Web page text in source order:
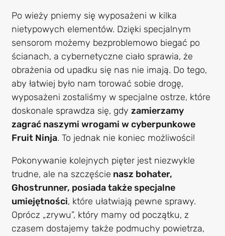
Po wieży pniemy się wyposażeni w kilka
nietypowych elementów. Dzięki specjalnym
sensorom możemy bezproblemowo biegać po
ścianach, a cybernetyczne ciało sprawia, że
obrażenia od upadku się nas nie imają. Do tego,
aby łatwiej było nam torować sobie drogę,
wyposażeni zostaliśmy w specjalne ostrze, które
doskonale sprawdza się, gdy zamierzamy
zagrać naszymi wrogami w cyberpunkowe
Fruit Ninja. To jednak nie koniec możliwości!
Pokonywanie kolejnych pięter jest niezwykle
trudne, ale na szczęście nasz bohater,
Ghostrunner, posiada także specjalne
umiejętności, które ułatwiają pewne sprawy.
Oprócz „zrywu”, który mamy od początku, z
czasem dostajemy także podmuchy powietrza,